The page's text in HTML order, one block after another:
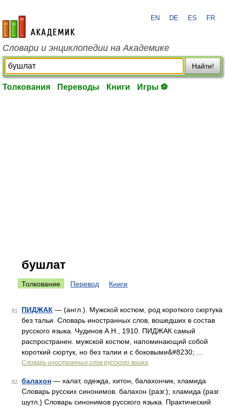
academic.ru
EN DE ES FR
Словари и энциклопедии на Академике
Найти!
Толкования Переводы Книги Игры ⚽
бушлат
Толкование Перевод Книги
81 ПИДЖАК — (англ.). Мужской костюм, род короткого сюртука
без тальи. Словарь иностранных слов, вошедших в состав
русского языка. Чудинов А.Н., 1910. ПИДЖАК самый
распространен. мужской костюм, напоминающий собой
короткий сюртук, но без талии и с боковыми&#8230; …
Словарь иностранных слов русского языка
82 балахон — халат, одежда, хитон, балахончик, хламида
Словарь русских синонимов. балахон (разг.); хламида (разг.
шутл.) Словарь синонимов русского языка. Практический